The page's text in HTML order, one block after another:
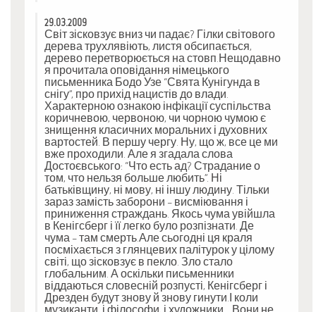
29.03.2009
Світ зісковзує вниз чи падає? Гілки світового
дерева трухлявіють, листя обсипається,
дерево перетворюється на стовп.Нещодавно
я прочитала оповідання німецького
письменника Бодо Узе “Свята Кунігунда в
снігу”, про прихід нацистів до влади.
Характерною ознакою інфікації суспільства
коричневою, червоною, чи чорною чумою є
знищення класичних моральних і духовних
вартостей. В першу чергу. Ну, що ж, все це ми
вже проходили. Але я згадала слова
Достоєвського: “Что есть ад? Страдание о
том, что нельзя больше любить”. Ні
батьківщину, ні мову, ні іншу людину. Тільки
зараз замість заборони – висміювання і
приниження страждань. Якось чума увійшла
в Кенігсберг і її легко було розпізнати. Де
чума – там смерть.Але сьогодні ця краля
посміхається з глянцевих палітурок у цілому
світі, що зісковзує в пекло. Зло стало
глобальним. А оскільки письменники
віддаються словесній розпусті, Кенігсберг і
Дрезден будут знову й знову гинути.І коли